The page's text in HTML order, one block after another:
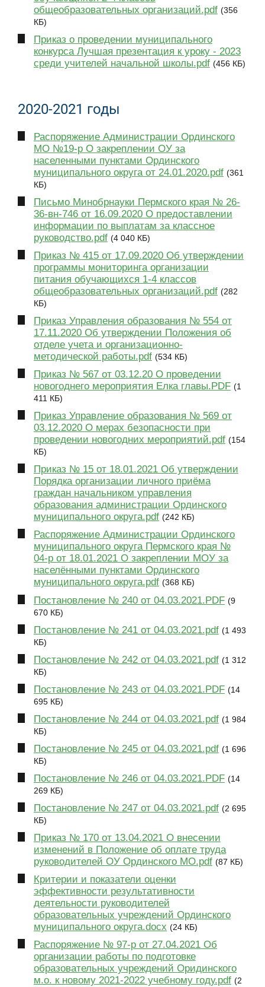
общеобразовательных организаций.pdf (356
КБ)
Приказ о проведении муниципального
конкурса Лучшая презентация к уроку - 2023
среди учителей начальной школы.pdf (456 КБ)
2020-2021 годы
Распоряжение Администрации Ординского
МО №19-р О закреплении ОУ за
населенными пунктами Ординского
муниципального округа от 24.01.2020.pdf (361
КБ)
Письмо Минобрнауки Пермского края № 26-
36-вн-746 от 16.09.2020 О предоставлении
информации по выплатам за классное
руководство.pdf (4 040 КБ)
Приказ № 415 от 17.09.2020 Об утверждении
программы мониторинга организации
питания обучающихся 1-4 классов
общеобразовательных организаций.pdf (282
КБ)
Приказ Управления образования № 554 от
17.11.2020 Об утверждении Положения об
отделе учета и организационно-
методической работы.pdf (534 КБ)
Приказ № 567 от 03.12.20 О проведении
новогоднего мероприятия Елка главы.PDF (1
411 КБ)
Приказ Управление образования № 569 от
03.12.2020 О мерах безопасности при
проведении новогодних мероприятий.pdf (154
КБ)
Приказ № 15 от 18.01.2021 Об утверждении
Порядка организации личного приёма
граждан начальником управления
образования администрации Ординского
муниципального округа.pdf (242 КБ)
Распоряжение Администрации Ординского
муниципального округа Пермского края №
04-р от 18.01.2021 О закреплении МОУ за
населёнными пунктами Ординского
муниципального округа.pdf (368 КБ)
Постановление № 240 от 04.03.2021.PDF (9
670 КБ)
Постановление № 241 от 04.03.2021.pdf (1 493
КБ)
Постановление № 242 от 04.03.2021.pdf (1 312
КБ)
Постановление № 243 от 04.03.2021.PDF (14
695 КБ)
Постановление № 244 от 04.03.2021.pdf (1 984
КБ)
Постановление № 245 от 04.03.2021.pdf (1 696
КБ)
Постановление № 246 от 04.03.2021.PDF (14
269 КБ)
Постановление № 247 от 04.03.2021.pdf (2 695
КБ)
Приказ № 170 от 13.04.2021 О внесении
изменений в Положение об оплате труда
руководителей ОУ Ординского МО.pdf (87 КБ)
Критерии и показатели оценки
эффективности результативности
деятельности руководителей
образовательных учреждений Ординского
муниципального округа.docx (24 КБ)
Распоряжение № 97-р от 27.04.2021 Об
организации работы по подготовке
образовательных учреждений Оридинского
м.о. к новому 2021-2022 учебному году.pdf (2